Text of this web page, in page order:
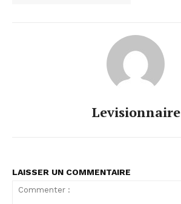
Levisionnaire
LAISSER UN COMMENTAIRE